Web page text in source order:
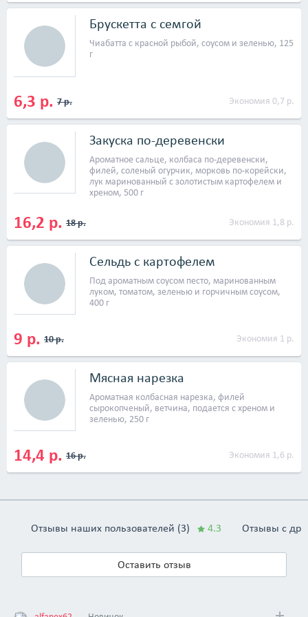
Брускетта с семгой
Чиабатта с красной рыбой, соусом и зеленью, 125
г
6,3 р. 7 р. Экономия 0,7 р.
Закуска по-деревенски
Ароматное сальце, колбаса по-деревенски,
филей, соленый огурчик, морковь по-корейски,
лук маринованный с золотистым картофелем и
хреном, 500 г
16,2 р. 18 р. Экономия 1,8 р.
Сельдь с картофелем
Под ароматным соусом песто, маринованным
луком, томатом, зеленью и горчичным соусом,
400 г
9 р. 10 р. Экономия 1 р.
Мясная нарезка
Ароматная колбасная нарезка, филей
сырокопченый, ветчина, подается с хреном и
зеленью, 250 г
14,4 р. 16 р. Экономия 1,6 р.
постоянная акция: каждый 5&nbsp;кофе с собой &mdash;
бесплатно. Если вы периодически обедаете на сумму свыше
10 рублей, то каждое 7&nbsp;горячее будет бесплатным.</p>
<p>Есть бесплатный Wi-Fi и зал для некурящих людей.</p>
Отзывы наших пользователей (3) 4.3 Отзывы с
Оставить отзыв